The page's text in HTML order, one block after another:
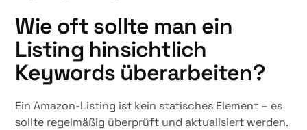
Wie oft sollte man ein
Listing hinsichtlich
Keywords überarbeiten?
Ein Amazon-Listing ist kein statisches Element – es
sollte regelmäßig überprüft und aktualisiert werden.